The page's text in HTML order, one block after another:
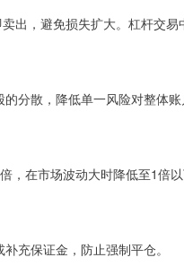
出，避免损失扩大。杠杆交易
分散，降低单一风险对整体账
在市场波动大时降低至1倍以
充保证金，防止强制平仓。